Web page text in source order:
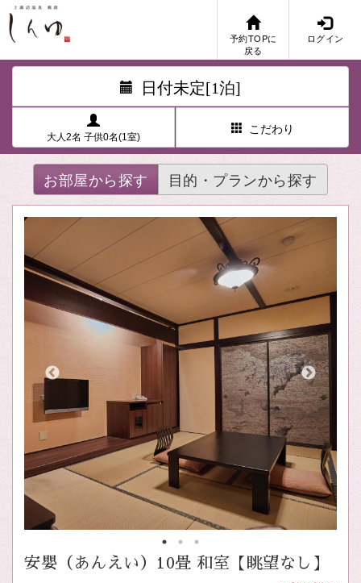
予約TOPに
戻る
ログイン
日付未定[1泊]
大人2名 子供0名(1室)
こだわり
お部屋から探す 目的・プランから探す
安嬰（あんえい）10畳 和室【眺望なし】